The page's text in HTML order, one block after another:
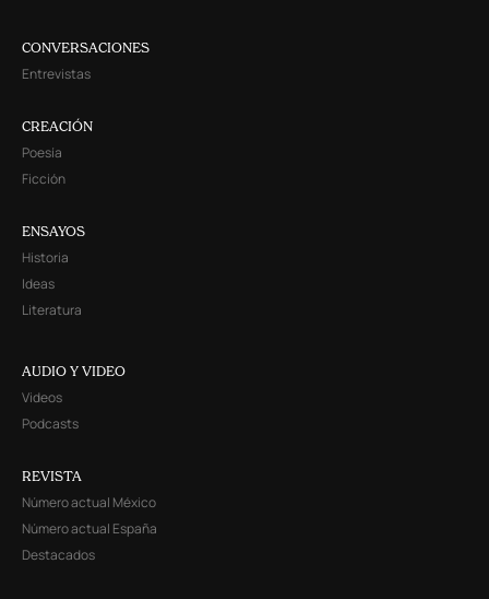
CONVERSACIONES
Entrevistas
CREACIÓN
Poesía
Ficción
ENSAYOS
Historia
Ideas
Literatura
AUDIO Y VIDEO
Videos
Podcasts
REVISTA
Número actual México
Número actual España
Destacados